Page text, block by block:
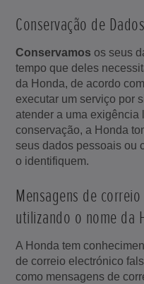
Conservação de Dados
Conservamos os seus
tempo que deles
da Honda, de acordo
executar um serviço por
atender a uma
conservação, a Honda
seus dados pessoais ou
o identifiquem.
Mensagens de
utilizando o nome da
A Honda tem
de correio electrónico
como mensagens de